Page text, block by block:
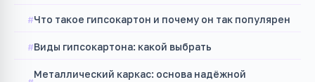
Что такое гипсокартон и почему он так популярен
Виды гипсокартона: какой выбрать
Металлический каркас: основа надёжной